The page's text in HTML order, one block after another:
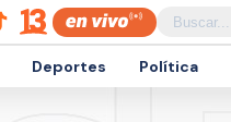
Deportes Política